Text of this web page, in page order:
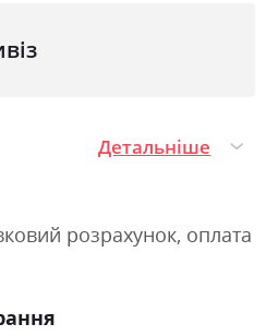
Детальніше
розрахунок, оплата